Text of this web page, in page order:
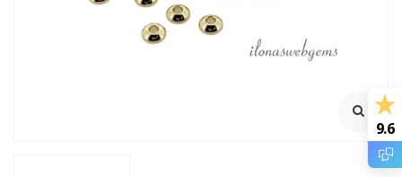
Incl. btw
€7,40
9.6